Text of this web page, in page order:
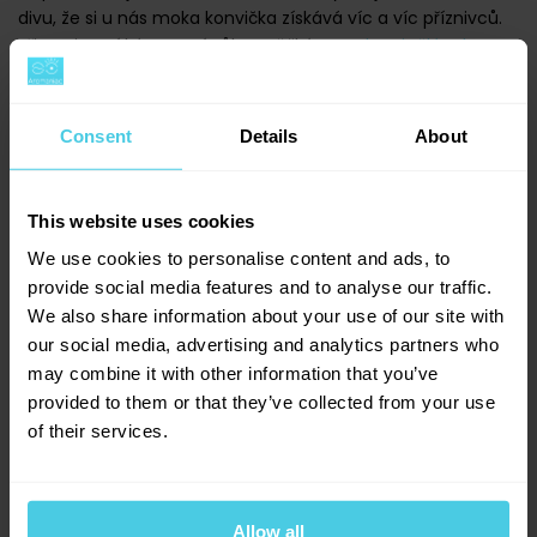
Consent Details About
This website uses cookies
We use cookies to personalise content and ads, to
provide social media features and to analyse our traffic.
We also share information about your use of our site with
our social media, advertising and analytics partners who
may combine it with other information that you’ve
provided to them or that they’ve collected from your use
of their services.
Allow all
divu, že si u nás moka konvička získává víc a víc příznivců.
Připravit v ní kávu není vůbec těžké. J... zobrazit článek
Jak připravit kávu ve french
pressu?